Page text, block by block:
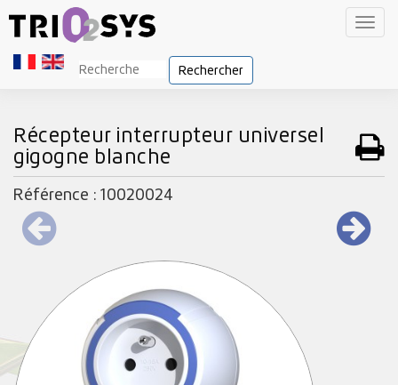
Rechercher
Récepteur interrupteur universel
gigogne blanche
Référence : 10020024